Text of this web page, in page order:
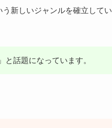
新しいジャンルを確立してい
話題になっています。